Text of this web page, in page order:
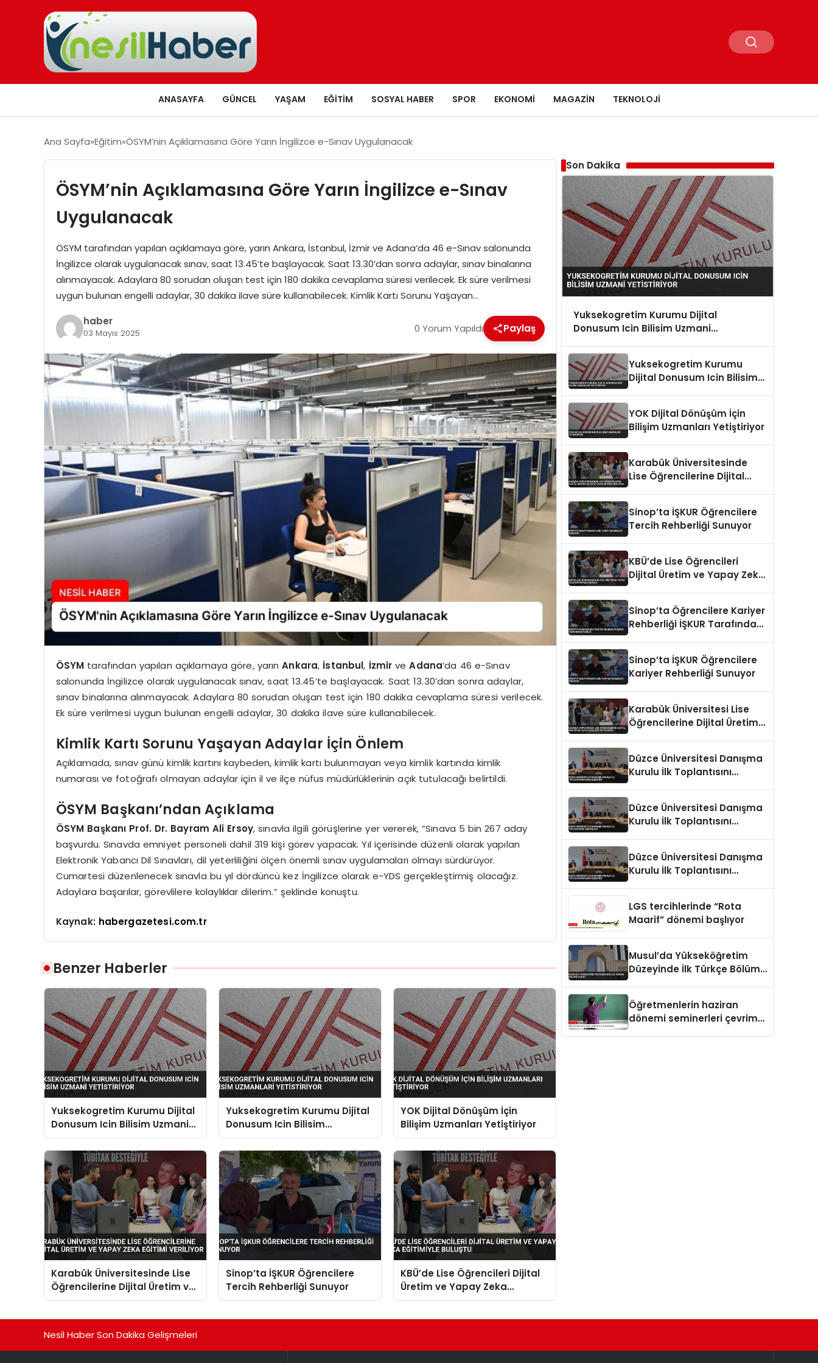
ANASAYFA GÜNCEL YAŞAM EĞITIM SOSYAL HABER SPOR EKONOMI MAGAZIN TEKNOLOJI
Ana Sayfa Eğitim ÖSYM’nin Açıklamasına Göre Yarın İngilizce e-Sınav Uygulanacak
ÖSYM’nin Açıklamasına Göre Yarın İngilizce e-Sınav
Uygulanacak
ÖSYM tarafından yapılan açıklamaya göre, yarın Ankara, İstanbul, İzmir ve Adana‘da 46 e-Sınav salonunda
İngilizce olarak uygulanacak sınav, saat 13.45’te başlayacak. Saat 13.30’dan sonra adaylar, sınav binalarına
alınmayacak. Adaylara 80 sorudan oluşan test için 180 dakika cevaplama süresi verilecek. Ek süre verilmesi
uygun bulunan engelli adaylar, 30 dakika ilave süre kullanabilecek. Kimlik Kartı Sorunu Yaşayan…
haber
03 Mayıs 2025 0 Yorum Yapıldı Paylaş
ÖSYM tarafından yapılan açıklamaya göre, yarınAnkara, İstanbul, İzmir veAdana‘da 46 e-Sınav
salonunda İngilizce olarak uygulanacak sınav, saat 13.45’te başlayacak. Saat 13.30’dan sonra adaylar,
sınav binalarına alınmayacak. Adaylara 80 sorudan oluşan test için 180 dakika cevaplama süresi verilecek.
Ek süre verilmesi uygun bulunan engelli adaylar, 30 dakika ilave süre kullanabilecek.
Kimlik Kartı Sorunu Yaşayan Adaylar İçin Önlem
Açıklamada, sınav günü kimlik kartını kaybeden, kimlik kartı bulunmayan veya kimlik kartında kimlik
numarası ve fotoğrafı olmayan adaylar için il ve ilçe nüfus müdürlüklerinin açık tutulacağı belirtildi.
ÖSYM Başkanı’ndan Açıklama
ÖSYM Başkanı Prof. Dr. Bayram Ali Ersoy, sınavla ilgili görüşlerine yer vererek, “Sınava 5 bin 267 aday
başvurdu. Sınavda emniyet personeli dahil 319 kişi görev yapacak. Yıl içerisinde düzenli olarak yapılan
Elektronik Yabancı Dil Sınavları, dil yeterliliğini ölçen önemli sınav uygulamaları olmayı sürdürüyor.
Cumartesi düzenlenecek sınavla bu yıl dördüncü kez İngilizce olarak e-YDS gerçekleştirmiş olacağız.
Adaylara başarılar, görevlilere kolaylıklar dilerim.” şeklinde konuştu.
Kaynak: habergazetesi.com.tr
Benzer Haberler
Yuksekogretim Kurumu Dijital
Donusum Icin Bilisim Uzmani
Yetistiriyor
Yuksekogretim Kurumu Dijital
Donusum Icin Bilisim
Uzmanlari Yetistiriyor
YOK Dijital Dönüşüm İçin
Bilişim Uzmanları Yetiştiriyor
Karabük Üniversitesinde Lise
Öğrencilerine Dijital Üretim ve
Yapay Zeka Eğitimi Veriliyor
Sinop’ta İŞKUR Öğrencilere
Tercih Rehberliği Sunuyor
KBÜ’de Lise Öğrencileri Dijital
Üretim ve Yapay Zeka
Eğitimiyle Buluştu
Son Dakika
Yuksekogretim Kurumu Dijital
Donusum Icin Bilisim Uzmani
Yuksekogretim Kurumu
Dijital Donusum Icin Bilisim
YOK Dijital Dönüşüm İçin
Bilişim Uzmanları Yetiştiriyor
Karabük Üniversitesinde
Lise Öğrencilerine Dijital
Sinop’ta İŞKUR Öğrencilere
Tercih Rehberliği Sunuyor
KBÜ’de Lise Öğrencileri
Dijital Üretim ve Yapay Zeka
Sinop’ta Öğrencilere Kariyer
Rehberliği İŞKUR Tarafından
Sinop’ta İŞKUR Öğrencilere
Kariyer Rehberliği Sunuyor
Karabük Üniversitesi Lise
Öğrencilerine Dijital Üretim
Düzce Üniversitesi Danışma
Kurulu İlk Toplantısını
Düzce Üniversitesi Danışma
Kurulu İlk Toplantısını
Düzce Üniversitesi Danışma
Kurulu İlk Toplantısını
LGS tercihlerinde “Rota
Maarif” dönemi başlıyor
Musul’da Yükseköğretim
Düzeyinde İlk Türkçe Bölümü
Öğretmenlerin haziran
dönemi seminerleri çevrim
Nesil Haber Son Dakika Gelişmeleri